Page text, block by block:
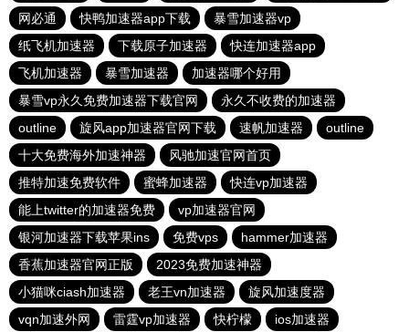
网必通
快鸭加速器app下载
暴雪加速器vp
纸飞机加速器
下载原子加速器
快连加速器app
飞机加速器
暴雪加速器
加速器哪个好用
暴雪vp永久免费加速器下载官网
永久不收费的加速器
outline
旋风app加速器官网下载 速帆加速器
outline
十大免费海外加速神器
风驰加速官网首页
推特加速免费软件
蜜蜂加速器
快连vp加速器
能上twitter的加速器免费
vp加速器官网
银河加速器下载苹果ins
免费vps
hammer加速器
香蕉加速器官网正版
2023免费加速神器
小猫咪ciash加速器
老王vn加速器
旋风加速度器
vqn加速外网
雷霆vp加速器 快柠檬 ios加速器